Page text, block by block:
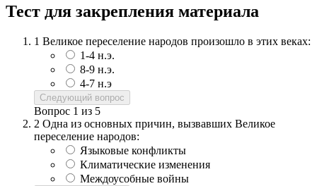
Тест для закрепления материала
1 Великое переселение народов произошло в этих веках:
1-4 н.э.
8-9 н.э.
4-7 н.э
Следующий вопрос
Вопрос 1 из 5
2 Одна из основных причин, вызвавших Великое
переселение народов:
Языковые конфликты
Климатические изменения
Междоусобные войны